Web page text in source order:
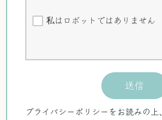
私はロボットではありません
送信
プライバシーポリシーをお読みの上